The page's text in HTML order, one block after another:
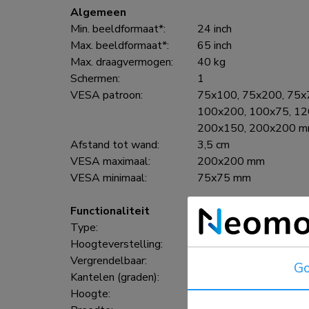
Algemeen
Min. beeldformaat*:
24 inch
Max. beeldformaat*:
65 inch
Max. draagvermogen:
40 kg
Schermen:
1
VESA patroon:
75x100, 75x200,
100x200, 100x75,
200x150, 200x200
Afstand tot wand:
3,5 cm
VESA maximaal:
200x200 mm
VESA minimaal:
75x75 mm
Functionaliteit
Type:
Kantelen
Hoogteverstelling:
2 cm
Vergrendelbaar:
Vergrendelbaar -
Kantelen (graden):
Hoogte:
27 cm